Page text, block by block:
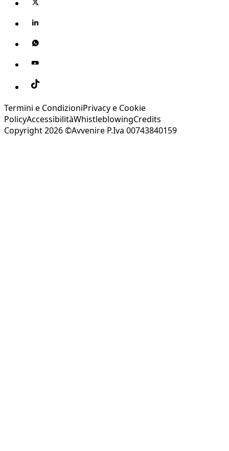
Termini e CondizioniPrivacy e Cookie
PolicyAccessibilitàWhistleblowingCredits
Copyright 2026 ©Avvenire P.Iva 00743840159